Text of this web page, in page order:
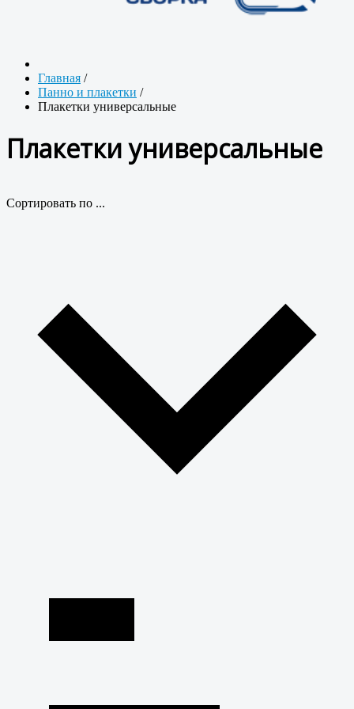
Главная /
Панно и плакетки /
Плакетки универсальные
Плакетки универсальные
Сортировать по ...